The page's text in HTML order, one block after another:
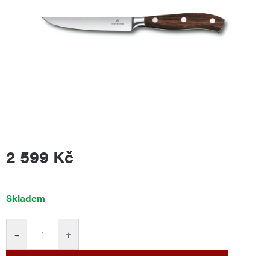
2 599 Kč
Měrná
Skladem
+
−